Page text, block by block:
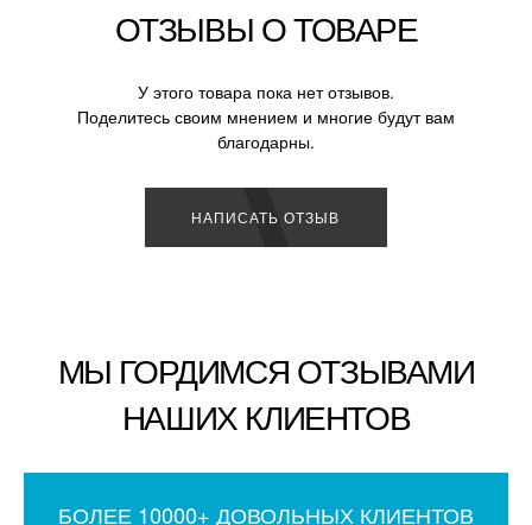
ОТЗЫВЫ О ТОВАРЕ
У этого товара пока нет отзывов.
Поделитесь своим мнением и многие будут вам
благодарны.
НАПИСАТЬ ОТЗЫВ
МЫ ГОРДИМСЯ ОТЗЫВАМИ
НАШИХ КЛИЕНТОВ
БОЛЕЕ 10000+ ДОВОЛЬНЫХ КЛИЕНТОВ